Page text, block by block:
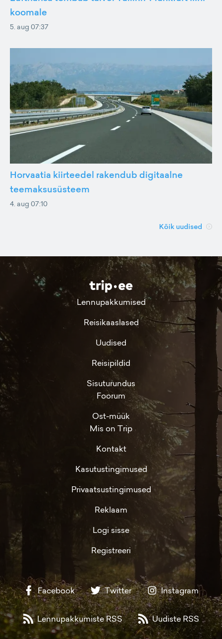
koomale
5. aug 07:37
Horvaatia kiirteedel rakendub digitaalne
teemaksusüsteem
4. aug 07:10
Kõik uudised
Lennupakkumised
Reisikaaslased
Uudised
Reisipildid
Sisuturundus
Foorum
Ost-müük
Mis on Trip
Kontakt
Kasutustingimused
Privaatsustingimused
Reklaam
Logi sisse
Registreeri
Facebook Twitter Instagram
Lennupakkumiste RSS Uudiste RSS